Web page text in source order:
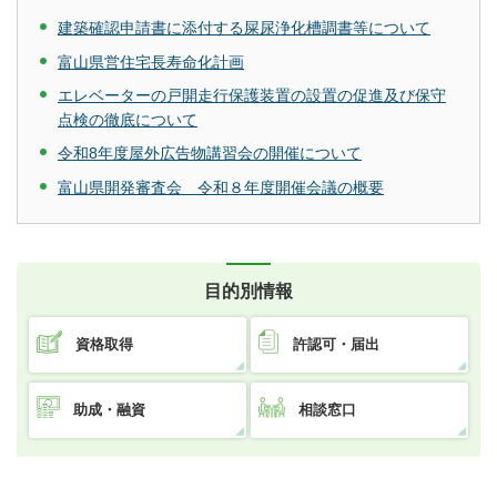
建築確認申請書に添付する屎尿浄化槽調書等について
富山県営住宅長寿命化計画
エレベーターの戸開走行保護装置の設置の促進及び保守
点検の徹底について
令和8年度屋外広告物講習会の開催について
富山県開発審査会 令和８年度開催会議の概要
目的別情報
資格取得 許認可・届出
助成・融資 相談窓口